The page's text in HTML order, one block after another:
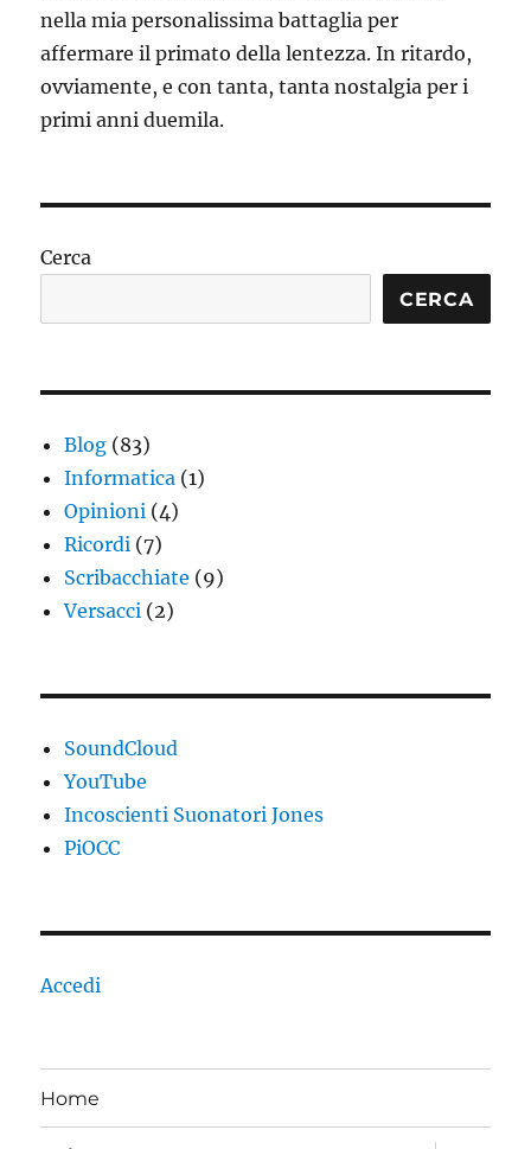
nella mia personalissima battaglia per
affermare il primato della lentezza. In ritardo,
ovviamente, e con tanta, tanta nostalgia per i
primi anni duemila.
Cerca
CERCA
Blog (83)
Informatica (1)
Opinioni (4)
Ricordi (7)
Scribacchiate (9)
Versacci (2)
SoundCloud
YouTube
Incoscienti Suonatori Jones
PiOCC
Accedi
Home